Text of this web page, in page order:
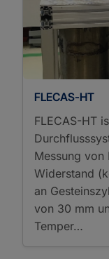
Seismologie
Vulkanologie
FLECAS-HT
FLECAS-HT
Messung von
Widerstand
an
von 30 mm
Temper…